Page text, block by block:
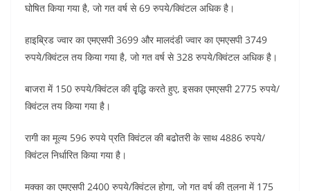
घोषित किया गया है, जो गत वर्ष से 69 रुपये/क्विंटल अधिक है।
हाइब्रिड ज्वार का एमएसपी 3699 और मालदंडी ज्वार का एमएसपी 3749
रुपये/क्विंटल तय किया गया है, जो गत वर्ष से 328 रुपये/क्विंटल अधिक है।
बाजरा में 150 रुपये/क्विंटल की वृृद्धि करते हुए, इसका एमएसपी 2775 रुपये/
क्विंटल तय किया गया है।
रागी का मूल्य 596 रुपये प्रति क्विंटल की बढोतरी के साथ 4886 रुपये/
क्विंटल निर्धारित किया गया है।
मक्का का एमएसपी 2400 रुपये/क्विंटल होगा, जो गत वर्ष की तुलना में 175